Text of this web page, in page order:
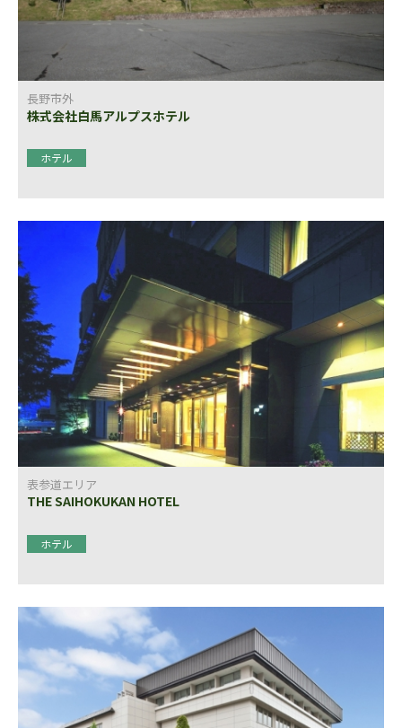
長野市外
株式会社白馬アルプスホテル
ホテル
表参道エリア
THE SAIHOKUKAN HOTEL
ホテル